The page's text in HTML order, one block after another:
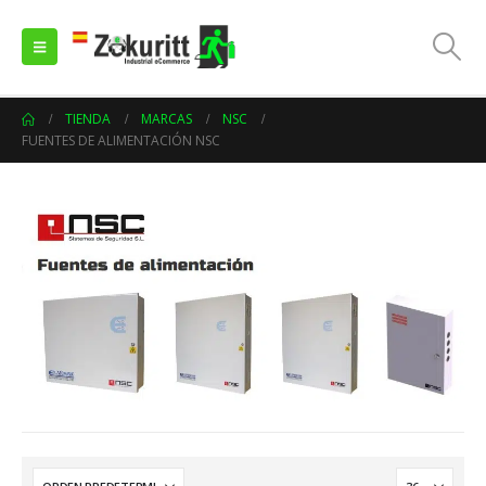
TIENDA MARCAS
NSC
FUENTES DE ALIMENTACIÓN NSC